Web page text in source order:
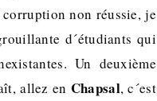
non réussie, je
d´étudiants qui
Un deuxième
allez en Chapsal, c´est